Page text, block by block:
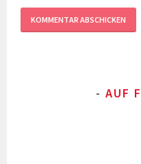
AUF